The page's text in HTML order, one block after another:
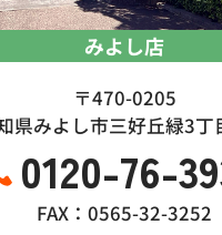
みよし店
〒470-0205
県みよし市三好丘緑3丁
0120-76-
FAX：0565-32-3252